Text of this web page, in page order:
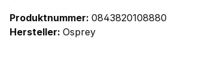
Produktnummer: 0843820108880
Hersteller: Osprey